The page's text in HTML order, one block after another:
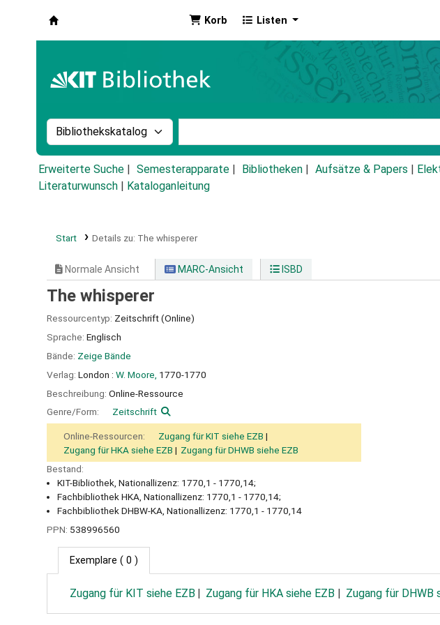
Korb Listen
Suche im Katalog nach:
Erweiterte Suche Semesterapparate Bibliotheken Aufsätze & Papers
Literaturwunsch
Kataloganleitung
Start Details zu: The whisperer
Normale Ansicht MARC-Ansicht ISBD
The whisperer
Ressourcentyp: Zeitschrift (Online)
Sprache: Englisch
Bände: Zeige Bände
Verlag: London : W. Moore, 1770-1770
Beschreibung: Online-Ressource
Genre/Form:
Zeitschrift
Online-Ressourcen:
Zugang für KIT siehe EZB
Zugang für HKA siehe EZB
Zugang für DHWB siehe EZB
Bestand:
KIT-Bibliothek, Nationallizenz: 1770,1 - 1770,14;
Fachbibliothek HKA, Nationallizenz: 1770,1 - 1770,14;
Fachbibliothek DHBW-KA, Nationallizenz: 1770,1 - 1770,14
PPN: 538996560
Exemplare ( 0 )
Zugang für KIT siehe EZB Zugang für HKA siehe EZB Zugang für DHWB